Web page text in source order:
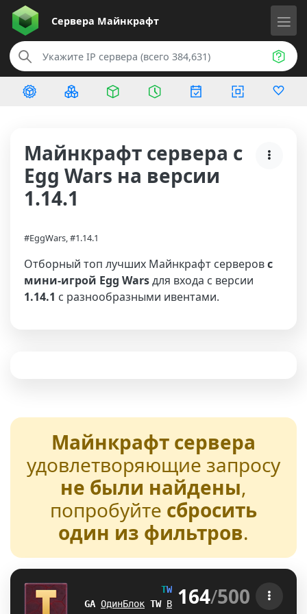
Сервера Майнкрафт
Майнкрафт сервера с
Egg Wars на версии
1.14.1
#EggWars, #1.14.1
Отборный топ лучших Майнкрафт серверовс
мини-игрой Egg Warsдля входа с версии
1.14.1 с разнообразными ивентами.
Майнкрафт сервера
удовлетворяющие запросу
не были найдены,
попробуйте сбросить
один из фильтров.
TW NT UR E
[1.21-26.2]
SR ОдинБлок __ Выживание HT БедВарс
164/500